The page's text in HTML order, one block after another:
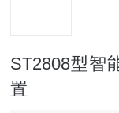
ST2808型智
置